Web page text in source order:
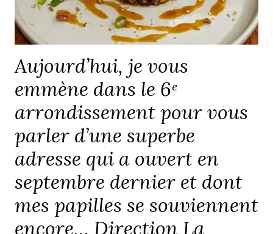
Aujourd’hui, je vous
emmène dans le 6ᵉ
arrondissement pour vous
parler d’une superbe
adresse qui a ouvert en
septembre dernier et dont
mes papilles se souviennent
encore… Direction La